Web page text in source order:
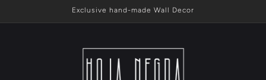
al contenido
Exclusive hand-made Wall Decor